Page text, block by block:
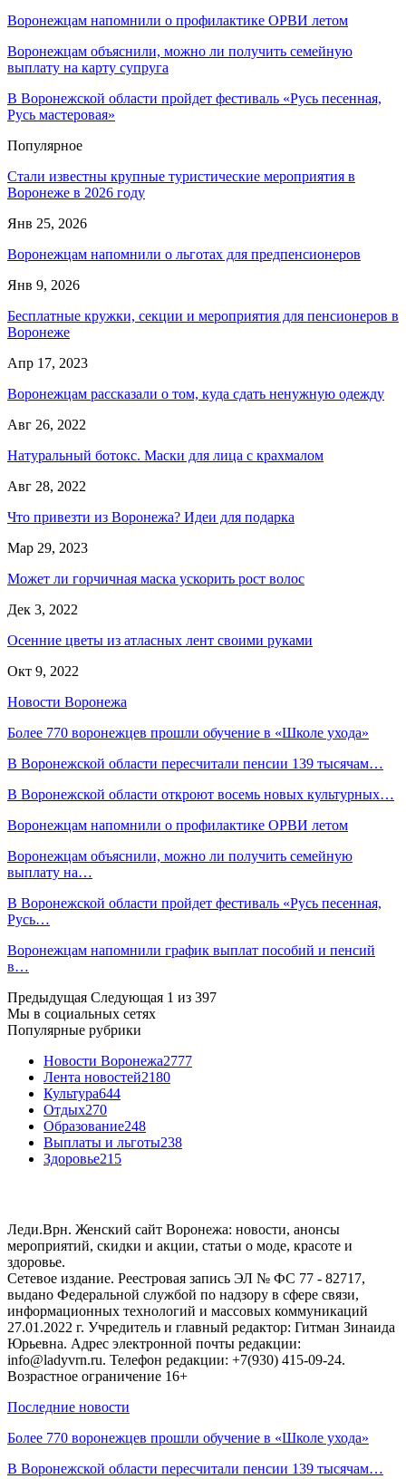
Воронежцам напомнили о профилактике ОРВИ летом
Воронежцам объяснили, можно ли получить семейную
выплату на карту супруга
В Воронежской области пройдет фестиваль «Русь песенная,
Русь мастеровая»
Популярное
Стали известны крупные туристические мероприятия в
Воронеже в 2026 году
Янв 25, 2026
Воронежцам напомнили о льготах для предпенсионеров
Янв 9, 2026
Бесплатные кружки, секции и мероприятия для пенсионеров в
Воронеже
Апр 17, 2023
Воронежцам рассказали о том, куда сдать ненужную одежду
Авг 26, 2022
Натуральный ботокс. Маски для лица с крахмалом
Авг 28, 2022
Что привезти из Воронежа? Идеи для подарка
Мар 29, 2023
Может ли горчичная маска ускорить рост волос
Дек 3, 2022
Осенние цветы из атласных лент своими руками
Окт 9, 2022
Новости Воронежа
Более 770 воронежцев прошли обучение в «Школе ухода»
В Воронежской области пересчитали пенсии 139 тысячам…
В Воронежской области откроют восемь новых культурных…
Воронежцам напомнили о профилактике ОРВИ летом
Воронежцам объяснили, можно ли получить семейную
выплату на…
В Воронежской области пройдет фестиваль «Русь песенная,
Русь…
Воронежцам напомнили график выплат пособий и пенсий
в…
Предыдущая Следующая 1 из 397
Мы в социальных сетях
Популярные рубрики
Новости Воронежа2777
Лента новостей2180
Культура644
Отдых270
Образование248
Выплаты и льготы238
Здоровье215
Леди.Врн. Женский сайт Воронежа: новости, анонсы
мероприятий, скидки и акции, статьи о моде, красоте и
здоровье.
Сетевое издание. Реестровая запись ЭЛ № ФС 77 - 82717,
выдано Федеральной службой по надзору в сфере связи,
информационных технологий и массовых коммуникаций
27.01.2022 г. Учредитель и главный редактор: Гитман Зинаида
Юрьевна. Адрес электронной почты редакции:
info@ladyvrn.ru. Телефон редакции: +7(930) 415-09-24.
Возрастное ограничение 16+
Последние новости
Более 770 воронежцев прошли обучение в «Школе ухода»
В Воронежской области пересчитали пенсии 139 тысячам…